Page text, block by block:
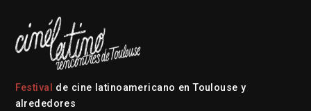
Festival de cine latinoamericano en Toulouse y
alrededores